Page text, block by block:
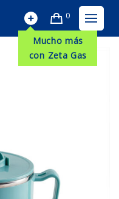
0
Mucho más
con Zeta Gas